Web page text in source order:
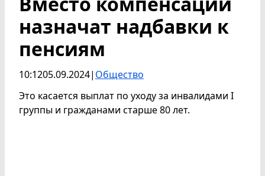
назначат надбавки к
пенсиям
10:1205.09.2024| Общество
Это касается выплат по уходу за инвалидами I
группы и гражданами старше 80 лет.